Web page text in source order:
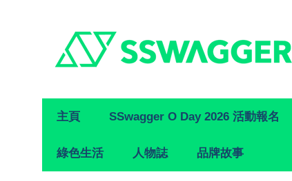
Primary
Navigation
主頁 SSwagger O Day 2026 活動報名
綠色生活 人物誌 品牌故事